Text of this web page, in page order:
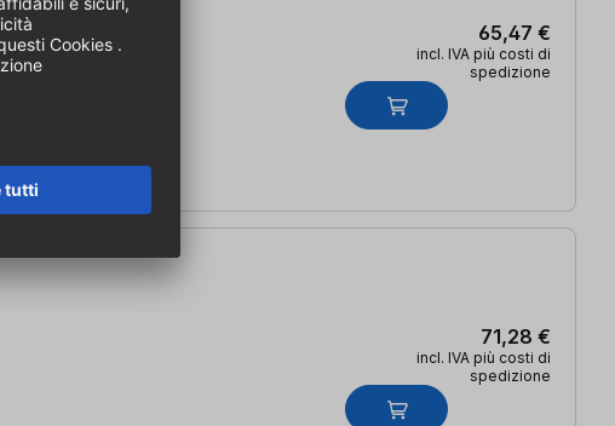
65,47 €
incl. IVA più costi di
spedizione
71,28 €
incl. IVA più costi di
spedizione